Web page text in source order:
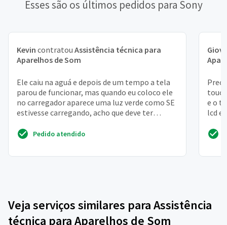
Esses são os últimos pedidos para Sony
Kevin contratou Assistência técnica para
Aparelhos de Som
Ele caiu na aguá e depois de um tempo a tela
parou de funcionar, mas quando eu coloco ele
no carregador aparece uma luz verde como SE
estivesse carregando, acho que deve ter
Pedido atendido
e o
lcd
Veja serviços similares para Assistência
técnica para Aparelhos de Som